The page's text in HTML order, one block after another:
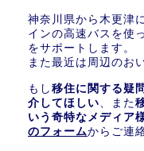
神奈川県から木更津
インの高速バスを使
をサポートします。
また最近は周辺のお
もし 移住に関する疑
介してほしい、また
いう奇特なメディア
のフォームからご連